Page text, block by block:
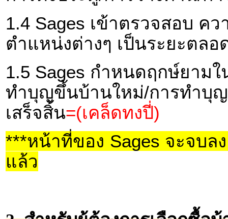
1.4 Sages เข้าตรวจสอบ ค
ตำแหน่งต่างๆ เป็นระยะตลอ
1.5 Sages กำหนดฤกษ์ยามใ
ทำบุญขึ้นบ้านใหม่/การทำบุญ
เสร็จสิ้น=(เคล็ดทงปี่)
***หน้าที่ของ Sages จะจบล
แล้ว